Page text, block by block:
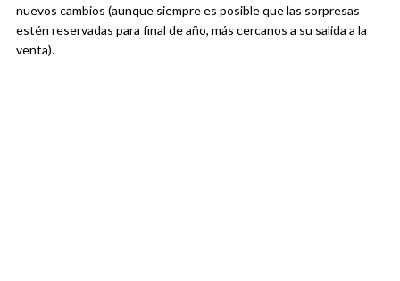
nuevos cambios (aunque siempre es posible que las sorpresas
estén reservadas para final de año, más cercanos a su salida a la
venta).